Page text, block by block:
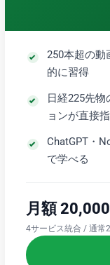
250本超の動
的に習得
日経225先
ョンが直接
ChatGPT・
で学べる
月額
4サービス統合 / 通常